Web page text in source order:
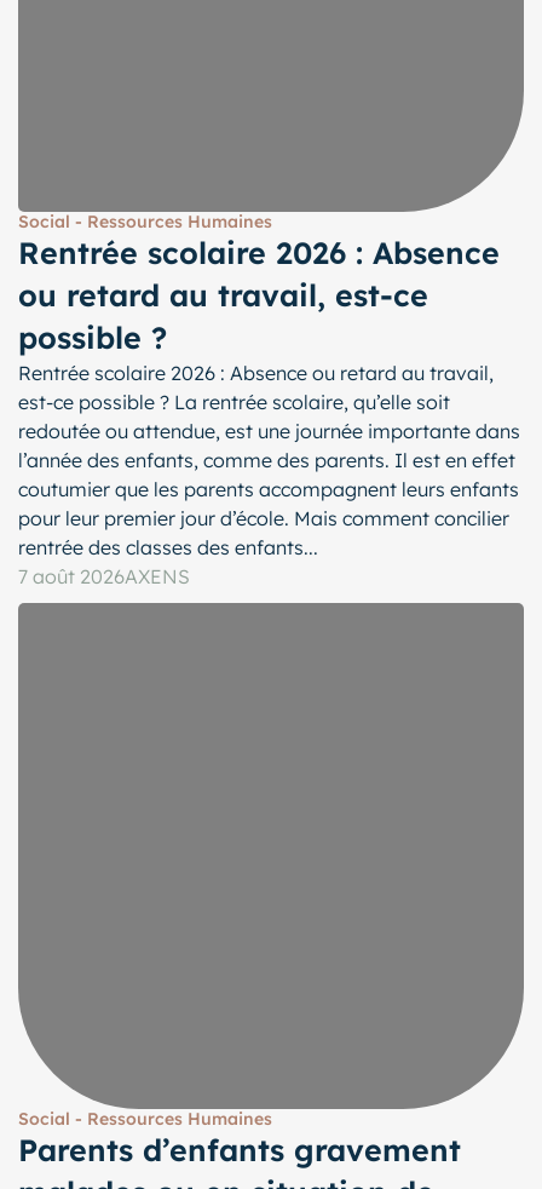
Social - Ressources Humaines
Rentrée scolaire 2026 : Absence
ou retard au travail, est-ce
possible ?
Rentrée scolaire 2026 : Absence ou retard au travail,
est-ce possible ? La rentrée scolaire, qu’elle soit
redoutée ou attendue, est une journée importante dans
l’année des enfants, comme des parents. Il est en effet
coutumier que les parents accompagnent leurs enfants
pour leur premier jour d’école. Mais comment concilier
rentrée des classes des enfants...
7 août 2026AXENS
Social - Ressources Humaines
Parents d’enfants gravement